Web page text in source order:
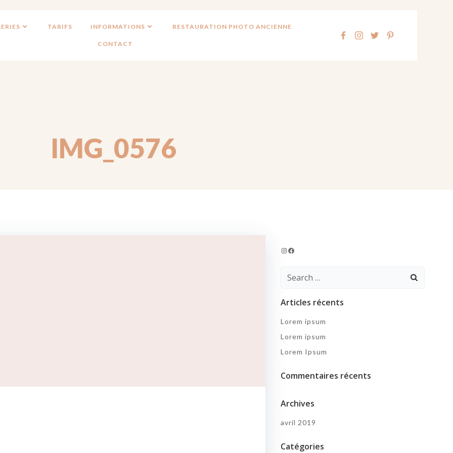
TARIFS INFORMATIONS RESTAURATION PHOTO ANCIENNE
CONTACT
IMG_0576
Instagram
Facebook
Search
Articles récents
Lorem ipsum
Lorem ipsum
Lorem Ipsum
Commentaires récents
Archives
avril 2019
Catégories